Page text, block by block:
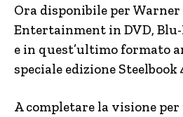
Ora disponibile per Warner
Entertainment in DVD,
e in quest’ultimo formato
speciale edizione
A completare la visione